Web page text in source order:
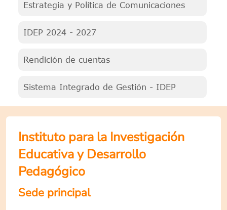
Estrategia y Política de Comunicaciones
IDEP 2024 - 2027
Rendición de cuentas
Sistema Integrado de Gestión - IDEP
Instituto para la Investigación
Educativa y Desarrollo
Pedagógico
Sede principal